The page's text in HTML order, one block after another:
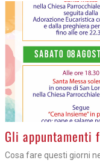
Gli appuntamenti
Cosa fare questi giorni